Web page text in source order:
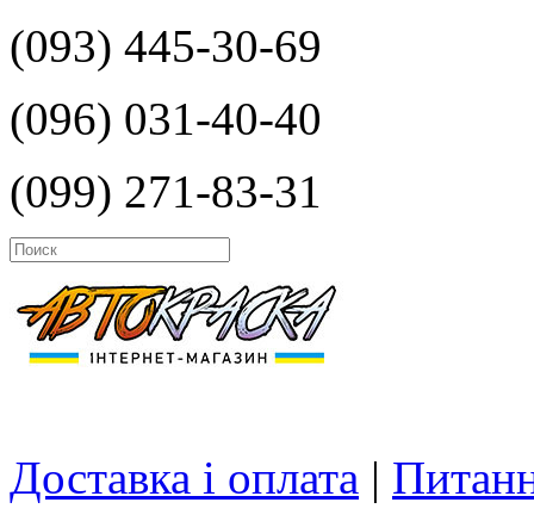
(093) 445-30-69
(096) 031-40-40
(099) 271-83-31
Доставка і оплата |